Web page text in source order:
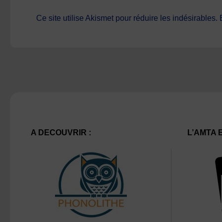
Ce site utilise Akismet pour réduire les indésirables.
A DECOUVRIR : L’AMTA